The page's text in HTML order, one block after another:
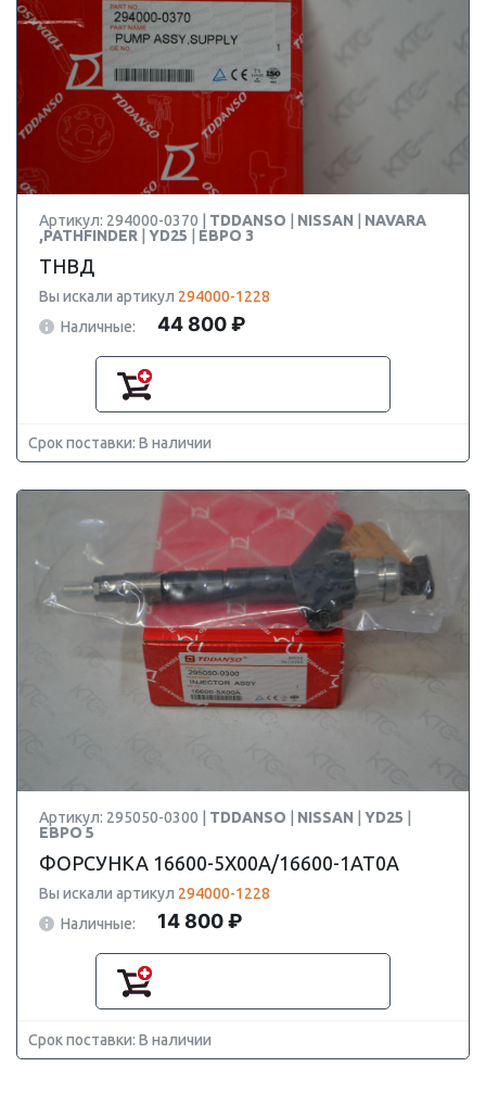
Артикул: 294000-0370 | TDDANSO NISSAN
NAVARA
,PATHFINDER
YD25 ЕВРО 3
ТНВД
Вы искали артикул 294000-1228
Наличные:
44 800 ₽
Срок поставки: В наличии
Артикул: 295050-0300 | TDDANSO NISSAN YD25
ЕВРО 5
ФОРСУНКА 16600-5X00A/16600-1AT0A
Вы искали артикул 294000-1228
Наличные:
14 800 ₽
Срок поставки: В наличии